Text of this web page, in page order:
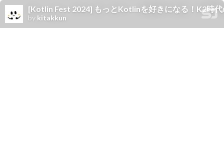
[Kotlin Fest 2024] もっとKotlinを好きになる！K2時
by kitakkun